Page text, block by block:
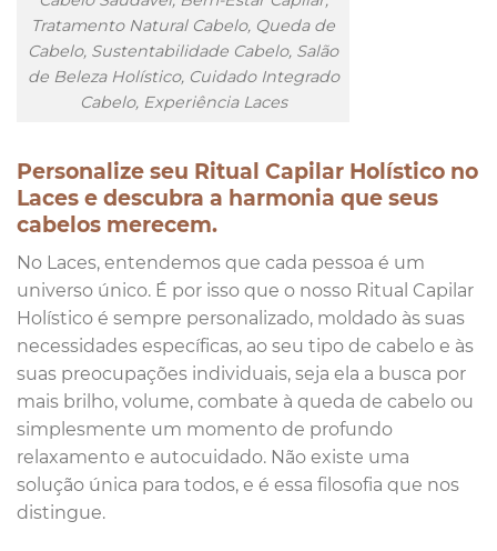
Tratamento Natural Cabelo, Queda de
Cabelo, Sustentabilidade Cabelo, Salão
de Beleza Holístico, Cuidado Integrado
Cabelo, Experiência Laces
Personalize seu Ritual Capilar Holístico no
Laces e descubra a harmonia que seus
cabelos merecem.
No Laces, entendemos que cada pessoa é um
universo único. É por isso que o nosso Ritual Capilar
Holístico é sempre personalizado, moldado às suas
necessidades específicas, ao seu tipo de cabelo e às
suas preocupações individuais, seja ela a busca por
mais brilho, volume, combate à queda de cabelo ou
simplesmente um momento de profundo
relaxamento e autocuidado. Não existe uma
solução única para todos, e é essa filosofia que nos
distingue.